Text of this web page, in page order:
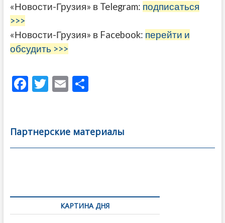
«Новости-Грузия» в Telegram: подписаться
>>>
«Новости-Грузия» в Facebook: перейти и
обсудить >>>
F
b
o
T
er
E
l
О
а
в
Партнерские материалы
по
записямКАРТИНА ДНЯ